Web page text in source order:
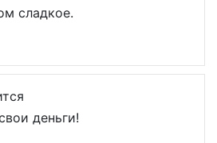
сладкое.
деньги!